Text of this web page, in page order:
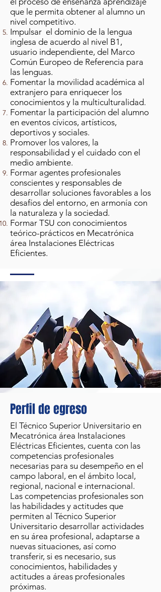
que le permita obtener al alumno un
nivel competitivo.
Impulsar el dominio de la lengua
inglesa de acuerdo al nivel B1,
usuario independiente, del Marco
Común Europeo de Referencia para
las lenguas.
Fomentar la movilidad académica al
extranjero para enriquecer los
conocimientos y la multiculturalidad.
Fomentar la participación del alumno
en eventos cívicos, artísticos,
deportivos y sociales.
Promover los valores, la
responsabilidad y el cuidado con el
medio ambiente.
Formar agentes profesionales
conscientes y responsables de
desarrollar soluciones favorables a los
desafíos del entorno, en armonía con
la naturaleza y la sociedad.
Formar TSU con conocimientos
teórico-prácticos en Mecatrónica
área Instalaciones Eléctricas
Eficientes.
Perfil de egreso
El Técnico Superior Universitario en
Mecatrónica área Instalaciones
Eléctricas Eficientes, cuenta con las
competencias profesionales
necesarias para su desempeño en el
campo laboral, en el ámbito local,
regional, nacional e internacional.
Las competencias profesionales son
las habilidades y actitudes que
permiten al Técnico Superior
Universitario desarrollar actividades
en su área profesional, adaptarse a
nuevas situaciones, así como
transferir, si es necesario, sus
conocimientos, habilidades y
actitudes a áreas profesionales
próximas.